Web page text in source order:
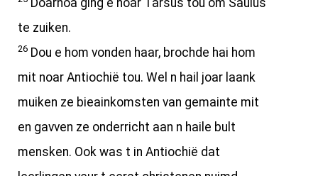
te zuiken.
26 Dou e hom vonden haar, brochde hai hom
mit noar Antiochië tou. Wel n hail joar laank
muiken ze bieainkomsten van gemainte mit
en gavven ze onderricht aan n haile bult
mensken. Ook was t in Antiochië dat